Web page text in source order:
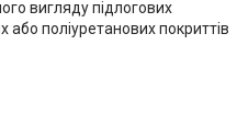
вигляду підлогових
поліуретанових покриттів